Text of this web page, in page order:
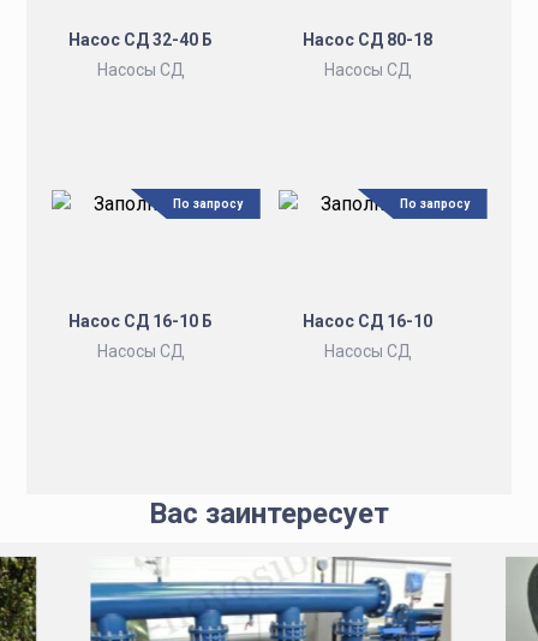
Насос СД 32-40 Б
Насосы СД
Насос СД 80-18
Насосы СД
Насос СД 16-10 Б
Насосы СД
По запросу
Насос СД 16-10
Насосы СД
По запросу
Вас заинтересует